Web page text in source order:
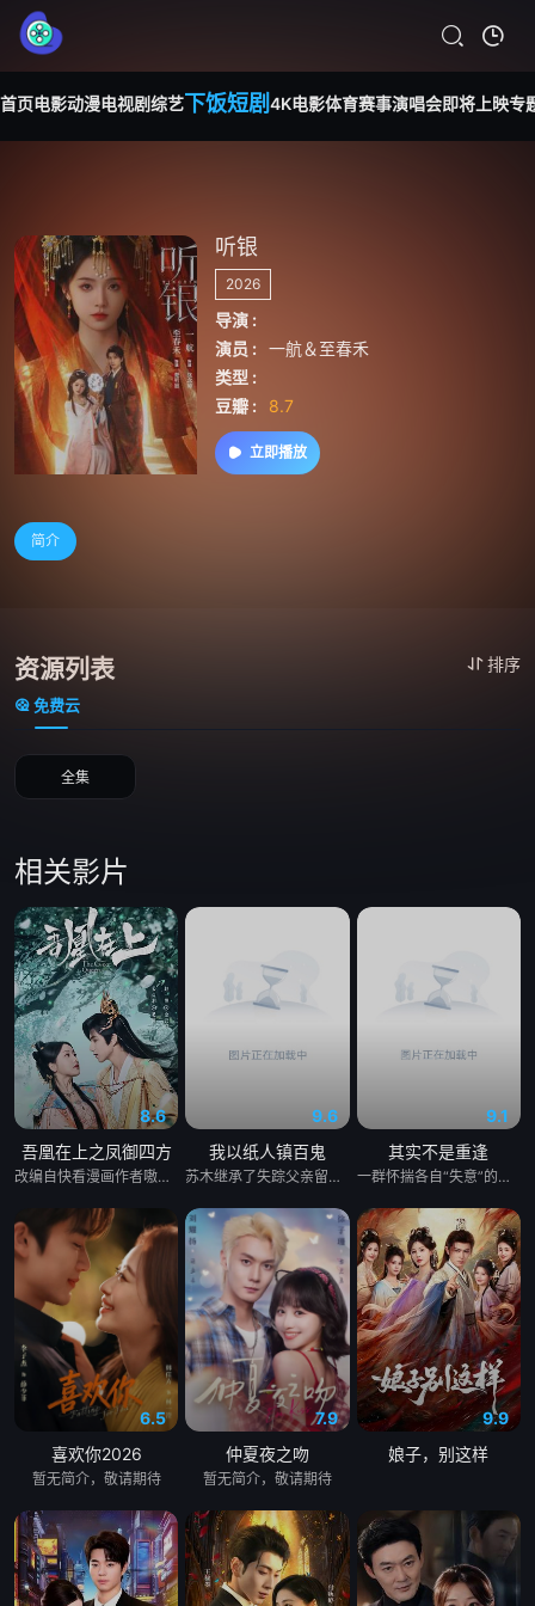
首页电影动漫电视剧综艺下饭短剧 4K电影体育赛事演唱会即将上映专
听银
2026
导演 :
演员 :
一航＆至春禾
类型 :
豆瓣 :
8.7
立即播放
简介
资源列表 排序
免费云
全集
相关影片
8.6
吾凰在上之凤御四方
改编自快看漫画作者嗷小泽的独家连载漫画《吾凰在上》。 现代少女奚圆（姜贞羽 饰）因意外踏入玄机界，继而卷入虎云国内乱的漩涡，身陷重重危机，而在一次次险象环生中，奚圆的真实身份逐渐浮出水面，她体内的凤凰神力也在机缘巧合下被激发觉醒。肩负整个玄机界安危的奚圆将个人的生死抛之脑后挺身而出，勇敢地向至高的神律挑战，并最终凭借自身的聪慧与坚韧守护了玄机界的苍生。
9.6
我以纸人镇百鬼
苏木继承了失踪父亲留下的白事馆，本想低调扎纸维生，却因一具流血的新娘纸人卷入了一场跨越十年的惊天阴谋。这纸人身上，竟贴着父亲消失前的绝命符箓。为了寻找父亲，苏木手持家传罗盘，独闯古镇鬼婚宴，掌扇招魂神棍。深陷租界纸域大楼，反杀吸血资本家。最终踏入生人勿近的封门村，揭开百人活尸背后的血泪冤案。随着三块罗盘碎片合一，当年的背叛者，父亲的结拜兄弟王叔现身夺宝。王叔布下万怨噬魂阵，欲将苏木炼成杀戮傀儡。生死关头，苏木觉醒苏家至高血脉，融合父亲残魂，引九霄神雷荡平邪祟。你以为苏家扎的是纸，不，扎的是这世间的公道。从此，苏木手持罗盘，行走阴阳，开启了一段热血又诡异的捉鬼传奇。
9.1
其实不是重逢
一群怀揣各自“失意”的年轻人，在沿海小城南安相遇相知，他们决心各展所长创办旅行社。他们以当地的特色人文与美食为引，用真诚与创意打动游客。尽管在创业路上笑料百出，但他们也渐渐褪去青涩，逐渐打响“成功旅行社”的品牌。从“冤家”互怼到甜蜜携手，“成功小分队”不仅在南安扎根了事业，更收获了惺惺相惜的友情与双向奔赴的爱情。
6.5
喜欢你2026
暂无简介，敬请期待
7.9
仲夏夜之吻
暂无简介，敬请期待
9.9
娘子，别这样